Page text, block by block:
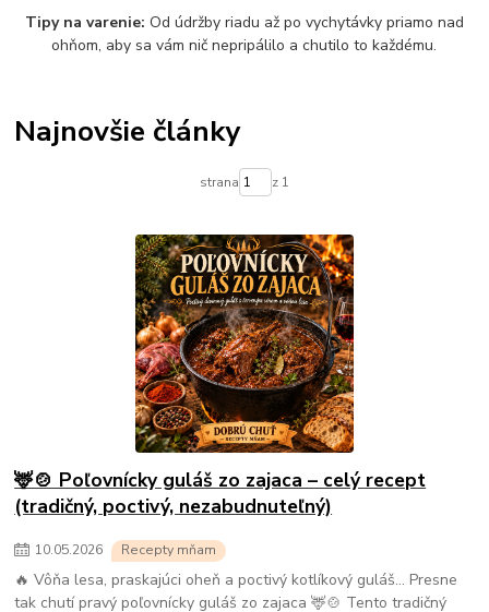
Tipy na varenie: Od údržby riadu až po vychytávky priamo nad
ohňom, aby sa vám nič nepripálilo a chutilo to každému.
Najnovšie články
strana z 1
🦌🍲 Poľovnícky guláš zo zajaca – celý recept
(tradičný, poctivý, nezabudnuteľný)
10.05.2026 Recepty mňam
🔥 Vôňa lesa, praskajúci oheň a poctivý kotlíkový guláš… Presne
tak chutí pravý poľovnícky guláš zo zajaca 🦌🍲 Tento tradičný